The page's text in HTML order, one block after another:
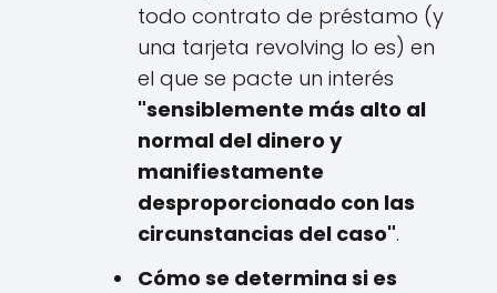
todo contrato de préstamo (y
una tarjeta revolving lo es) en
el que se pacte un interés
"sensiblemente más alto al
normal del dinero y
manifiestamente
desproporcionado con las
circunstancias del caso".
Cómo se determina si es